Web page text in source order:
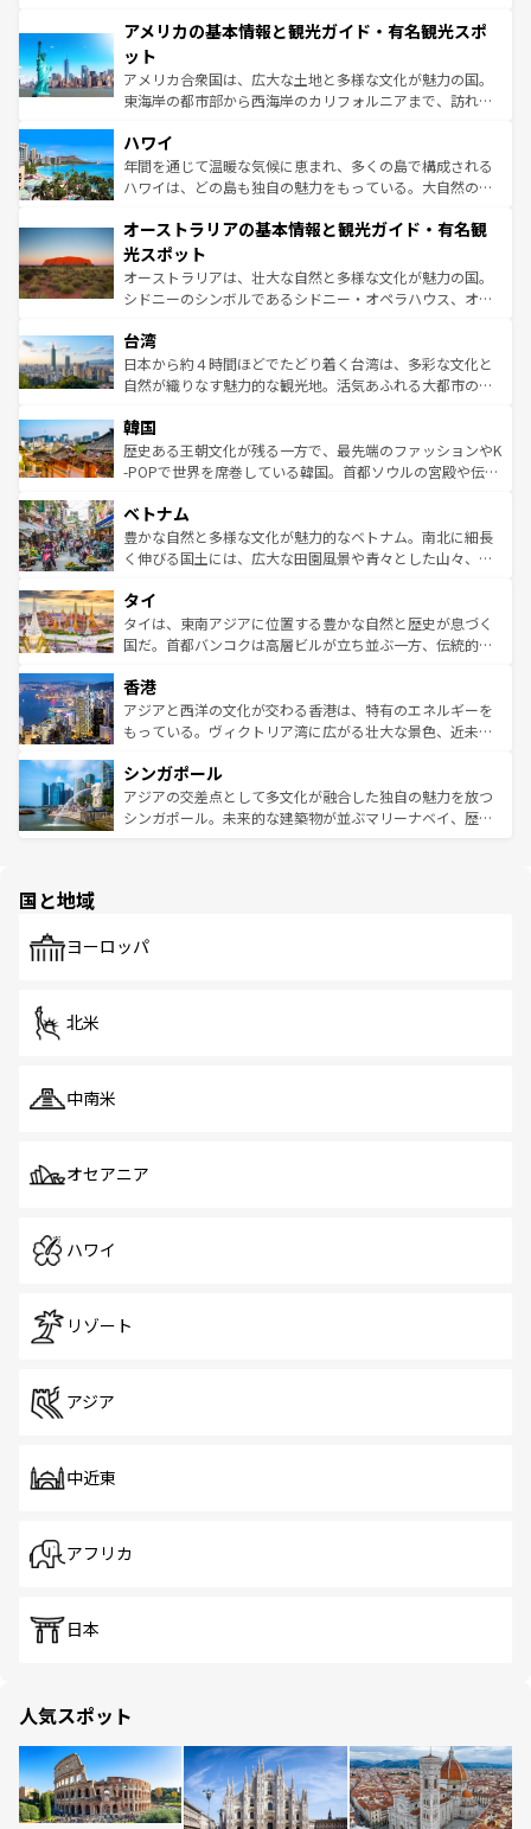
ンツ一覧を参照してほしい。
の建物がそのまま残る町や、スイスならではのユニークな
博物館もあり、アルプス観光だけでなく町歩きも満喫する
ことができる。国民の所得が高いため物価も高いが、旅行
者向けの交通パス提供のサービスもあり、うまく活用すれ
着のスイス情報は
アメリカの基本情報と観光ガイド・有名観光スポ
ット
アメリカ合衆国は、広大な土地と多様な文化が魅力の国。
東海岸の都市部から西海岸のカリフォルニアまで、訪れる
のような巨大都市は、観光、ショッピング、エンターテイ
ンメントが詰まった刺激的なスポットだ。一方、アメリカ
西部には大自然が広がり、グランドキャニオンやイエロー
部のニューオーリンズでは、音楽と美食が融合した独特の
文化が魅力。旅行者はアメリカの各地域で異なる魅力を楽
しみながら、その多様性と豊かな歴史を感じることができ
るだろう。車でのロードトリップや列車の旅も、アメリカ
情報は
ハワイ
年間を通じて温暖な気候に恵まれ、多くの島で構成される
ハワイは、どの島も独自の魅力をもっている。大自然の神
ワイ島は見逃せない。また、定番の観光地といえばオアフ
島だが、静かな自然を求めるならマウイ島やカウアイ島が
おすすめ。エメラルドグリーンに輝く海をはじめ、豊かな
文化や歴史が息づいている。「アロハスピリット」と呼ば
人々、おいしいローカルフードやハワイアンミュージッ
ク、伝統的なフラダンスなど、すべてがハワイの魅力を彩
っている。訪れるたびに新しい発見と感動が待っているハ
はコンテンツ一覧
オーストラリアの基本情報と観光ガイド・有名観
光スポット
オーストラリアは、壮大な自然と多様な文化が魅力の国。
シドニーのシンボルであるシドニー・オペラハウス、オー
リアリーフや大陸中央部にそびえるウルル（エアーズロッ
ク）、タスマニアの美しい原生林やケアンズの熱帯雨林な
ど、見どころがたくさん。また、カフェやワイン、オージ
いる。アクティビティも充実しており、サーフィンやダイ
ビング、ハイキングなど、アウトドア好きにはたまらな
い。オーストラリアの多彩な魅力を存分に味わいつくそ
参照してほしい。
台湾
日本から約４時間ほどでたどり着く台湾は、多彩な文化と
自然が織りなす魅力的な観光地。活気あふれる大都市の台
ン）、静ひつな山岳地帯である台湾東部など、都市の喧騒
と山間の静けさが共存しており、訪れる人に新しい発見と
驚きをもたらしてくれる。また、奥深い台湾の食文化も魅
容にもいいと評判のスイーツなど、バラエティ豊かな料理
が味わえる。 なお、新着の台湾情報は コンテンツ一覧を参
照してほしい。
韓国
歴史ある王朝文化が残る一方で、最先端のファッションやK
-POPで世界を席巻している韓国。首都ソウルの宮殿や伝統
き、地方に足を延ばせば四季折々の自然美を楽しむことが
できる。そして、キムチや焼肉、絶品のストリートフード
まで、さまざまな韓国料理が待っている。夜には、韓国な
リティに包まれながら、韓国の多彩な魅力を心ゆくまで味
わってみてほしい。 なお、新着の韓国情報はコンテンツ一
覧を参照してほしい。
ベトナム
豊かな自然と多様な文化が魅力的なベトナム。南北に細長
く伸びる国土には、広大な田園風景や青々とした山々、世
急速な発展と共に伝統が息づく。ハノイの古い町並みやホ
ーチミン市のフランス統治時代の建物も、独特の雰囲気を
醸し出している。また、バラエティの豊かさとおいしさで
とつ。フォーやバインミー、ベトナムコーヒーなどは、ぜ
ひ現地で味わいたい。どの地域を訪れてもあたたかい人々
が旅行者を迎えてくれるので、きっと忘れられない旅にな
参照してほしい。
タイ
タイは、東南アジアに位置する豊かな自然と歴史が息づく
国だ。首都バンコクは高層ビルが立ち並ぶ一方、伝統的な
の活気が交差している。北部ではチェンマイなどの山岳地
帯で自然と触れ合い、南部ではプーケットやクラビの美し
いビーチでリゾート気分を楽しむことができる。タイ料理
激する。気候は一年中温暖で、どの季節にも異なる楽しみ
が待っている。親しみやすいタイの人々、仏教を中心とし
た文化、そして多様な観光資源が、訪れる旅人を魅了し続
香港
アジアと西洋の文化が交わる香港は、特有のエネルギーを
もっている。ヴィクトリア湾に広がる壮大な景色、近未来
み、どこを訪れても感動するはず。観光スポットが密集し
ており、効率よく見どころを回れるのも魅力。息をのむよ
うな絶景から文化的な体験まで、香港を存分に楽しみ尽く
シンガポール
アジアの交差点として多文化が融合した独自の魅力を放つ
シンガポール。未来的な建築物が並ぶマリーナベイ、歴史
で、ホーカーズは地元の風情を楽しめる外せないスポット
国と地域
ヨーロッパ
北米
中南米
オセアニア
ハワイ
リゾート
アジア
中近東
アフリカ
日本
人気スポット